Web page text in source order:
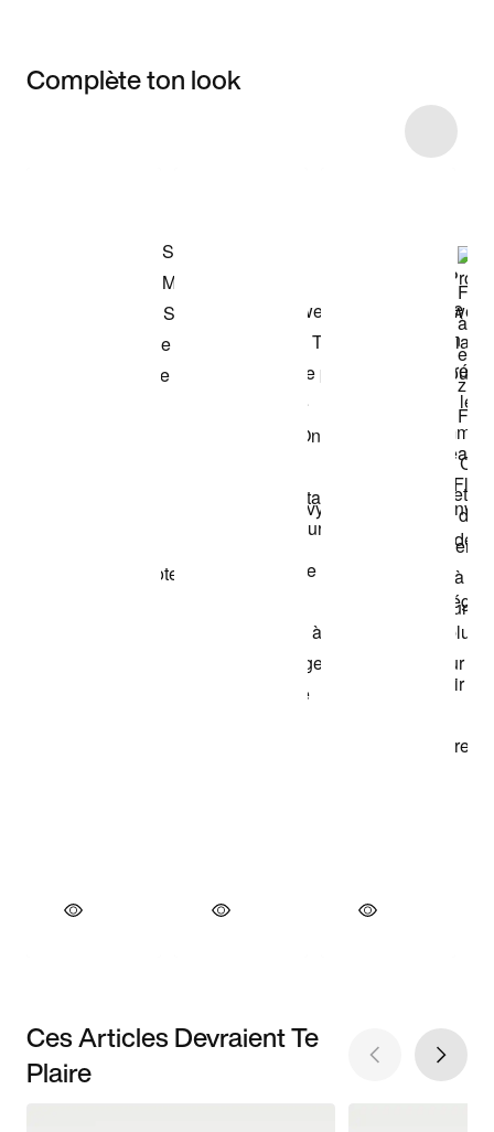
Complète ton look
Ces Articles Devraient Te
Plaire